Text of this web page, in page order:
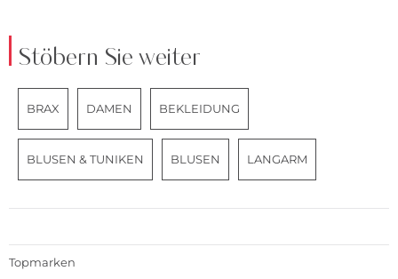
Stöbern Sie weiter
BRAX DAMEN BEKLEIDUNG
BLUSEN & TUNIKEN BLUSEN LANGARM
Topmarken